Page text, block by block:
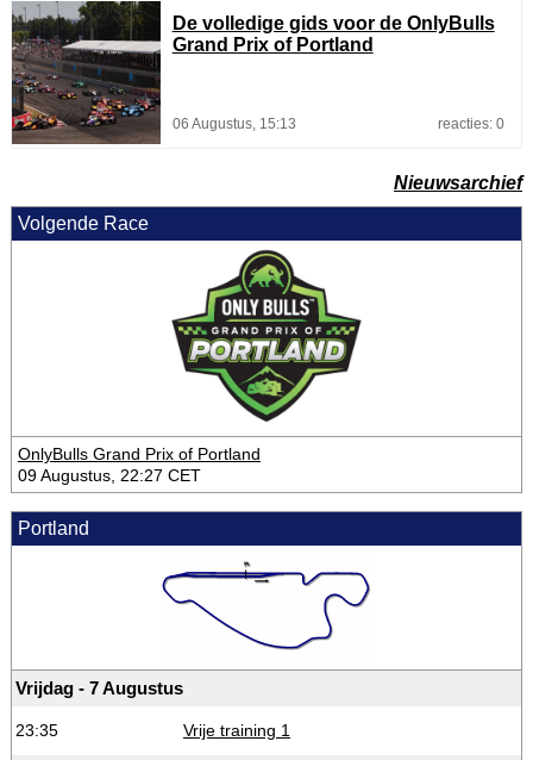
De volledige gids voor de OnlyBulls
Grand Prix of Portland
06 Augustus, 15:13 reacties: 0
Nieuwsarchief
Volgende Race
OnlyBulls Grand Prix of Portland
09 Augustus, 22:27 CET
Portland
Vrijdag - 7 Augustus
23:35 Vrije training 1